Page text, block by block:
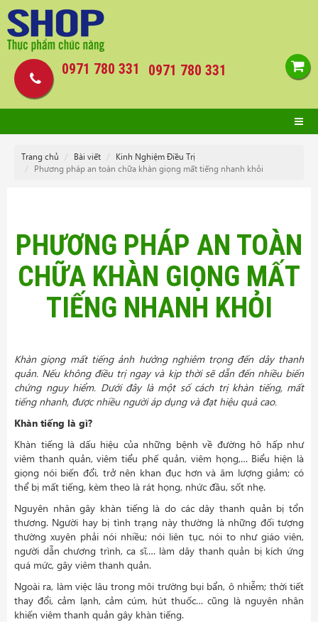
0971 780 331
0971 780 331
Trang chủ Bài viết
Kinh Nghiệm Điều Trị
Phương pháp an toàn chữa khàn giọng mất tiếng nhanh khỏi
PHƯƠNG PHÁP AN TOÀN
CHỮA KHÀN GIỌNG MẤT
TIẾNG NHANH KHỎI
Khàn giọng mất tiếng ảnh hưởng nghiêm trọng đến dây thanh
quản. Nếu không điều trị ngay và kịp thời sẽ dẫn đến nhiều biến
chứng nguy hiểm. Dưới đây là một số cách trị khàn tiếng, mất
tiếng nhanh, được nhiều người áp dụng và đạt hiệu quả cao.
Khàn tiếng là gì?
Khàn tiếng là dấu hiệu của những bệnh về đường hô hấp như
viêm thanh quản, viêm tiểu phế quản, viêm họng,… Biểu hiện là
giọng nói biến đổi, trở nên khan đục hơn và âm lượng giảm; có
thể bị mất tiếng, kèm theo là rát họng, nhức đầu, sốt nhẹ.
Nguyên nhân gây khàn tiếng là do các dây thanh quản bị tổn
thương. Người hay bị tình trạng này thường là những đối tượng
thường xuyên phải nói nhiều; nói liên tục, nói to như giáo viên,
người dẫn chương trình, ca sĩ,… làm dây thanh quản bị kích ứng
quá mức, gây viêm thanh quản.
Ngoài ra, làm việc lâu trong môi trường bụi bẩn, ô nhiễm; thời tiết
thay đổi, cảm lạnh, cảm cúm, hút thuốc… cũng là nguyên nhân
khiến viêm thanh quản gây khàn tiếng.